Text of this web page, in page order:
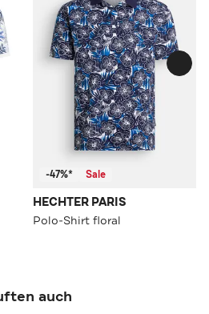
-47%* Sale
HECHTER PARIS
Polo-Shirt floral
auch